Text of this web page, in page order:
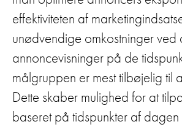
effektiviteten af
unødvendige omkostninger ved
annoncevisninger på de
målgruppen er mest tilbøjelig til
Dette skaber mulighed for at
baseret på tidspunkter af dagen